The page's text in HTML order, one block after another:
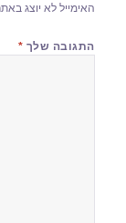
האימייל לא יוצג
התגובה שלך *